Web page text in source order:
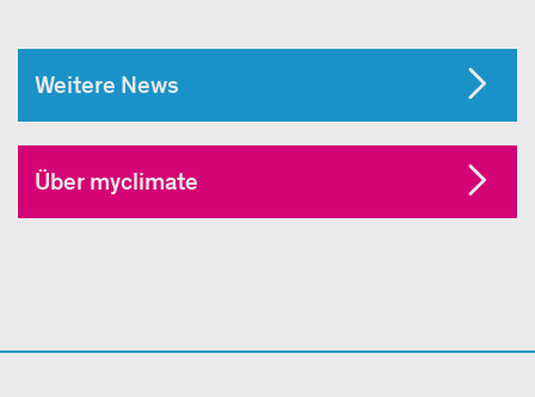
Weitere News
Über myclimate